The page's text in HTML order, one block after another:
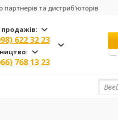
партнерів та дистриб'юторів
продажів:
622 32 23
768 13 23